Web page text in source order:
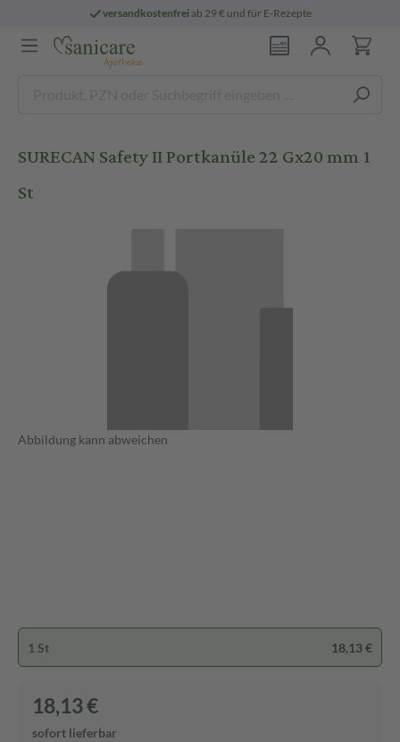
versandkostenfreiab 29 € und für E-Rezepte
SURECAN Safety II Portkanüle 22 Gx20 mm 1
St
Abbildung kann abweichen
1 St 18,13 €
18,13 €
sofort lieferbar